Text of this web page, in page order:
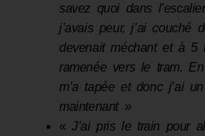
savez quoi dans
j’avais peur, j’ai couché
devenait méchant et à 5
ramenée vers le tram. E
m’a tapée et donc j’ai
maintenant »
«J’ai pris le train pour